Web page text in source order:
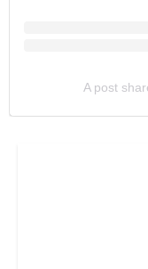
A post